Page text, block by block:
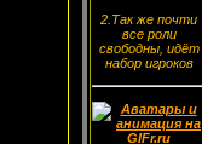
2.Так же почти
все роли
свободны, идёт
набор игроков